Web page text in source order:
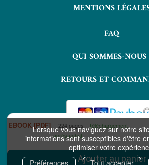
Lorsque vous naviguez sur notre
informations sont susceptibles d'être
optimiser votre
Préférences
Tout accepter
EBOOK [PDF] 224 pages
Téléchargement
après achat
MENTIONS
FAQ
QUI SOMMES-NOUS
RETOURS ET
COPYRIGHT © 2026 LAVOISIER ET NUXOS
IZIBOOK®ETIZIBOOKS®SONT DES